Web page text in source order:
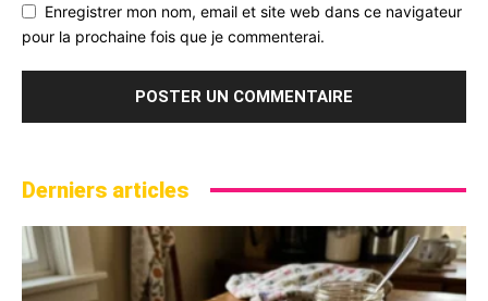
Enregistrer mon nom, email et site web dans ce navigateur
pour la prochaine fois que je commenterai.
Derniers articles